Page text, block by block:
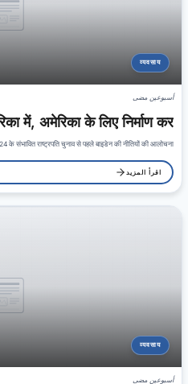
व्यवसाय
أسبوعين مضى
में, अमेरिका के लिए निर्माण कर…
के संभावित राष्ट्रपति चुनाव से पहले बाइडेन की नीतियों की आलोचना…
اقرأ المزيد
व्यवसाय
أسبوعين مضى